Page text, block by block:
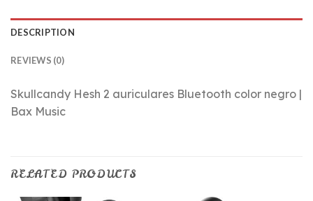
DESCRIPTION
REVIEWS (0)
Skullcandy Hesh 2 auriculares Bluetooth color negro |
Bax Music
RELATED PRODUCTS